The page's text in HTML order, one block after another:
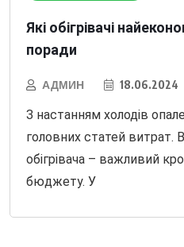
Які обігрівачі
поради
АДМИН 18.06.2024
З настанням холодів
головних статей витрат.
обігрівача – важливий
бюджету. У